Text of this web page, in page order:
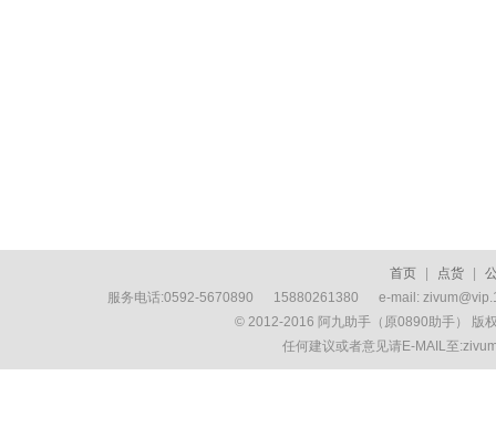
首页 点货
服务电话:0592-5670890 15880261380 e-mail:
© 2012-2016 阿九助手（原0890助手） 版
任何建议或者意见请E-MAIL至